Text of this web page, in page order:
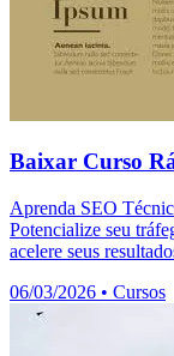
Baixar Curso
Aprenda SEO
Potencialize seu
acelere seus
06/03/2026 • Cursos